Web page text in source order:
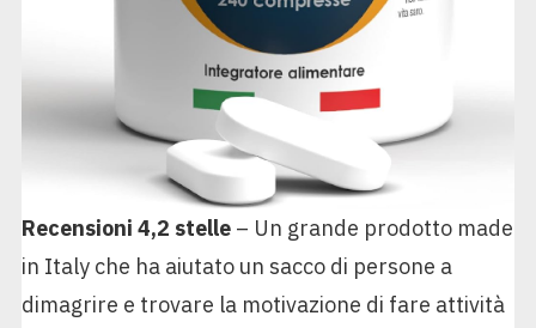
Recensioni 4,2 stelle– Un grande prodotto made
in Italy che ha aiutato un sacco di persone a
dimagrire e trovare la motivazione di fare attività